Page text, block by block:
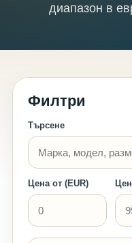
диапазон в
Филтри
Търсене
Цена от (EUR)